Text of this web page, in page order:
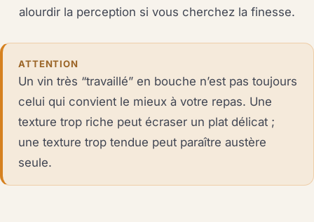
alourdir la perception si vous cherchez la finesse.
ATTENTION
Un vin très “travaillé” en bouche n’est pas toujours
celui qui convient le mieux à votre repas. Une
texture trop riche peut écraser un plat délicat ;
une texture trop tendue peut paraître austère
seule.